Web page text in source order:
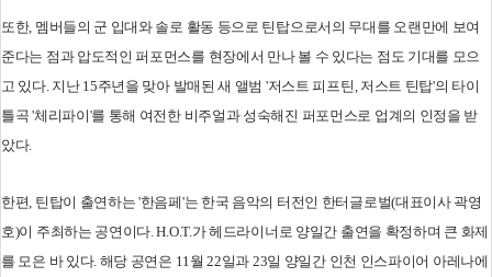
또한, 멤버들의 군 입대와 솔로 활동 등으로 틴탑으로서의 무대를 오랜만에 보여
준다는 점과 압도적인 퍼포먼스를 현장에서 만나 볼 수 있다는 점도 기대를 모으
고 있다. 지난 15주년을 맞아 발매된 새 앨범 '저스트 피프틴, 저스트 틴탑'의 타이
틀곡 '체리파이'를 통해 여전한 비주얼과 성숙해진 퍼포먼스로 업계의 인정을 받
았다.
한편, 틴탑이 출연하는 '한음페'는 한국 음악의 터전인 한터글로벌(대표이사 곽영
호)이 주최하는 공연이다. H.O.T.가 헤드라이너로 양일간 출연을 확정하며 큰 화제
를 모은 바 있다. 해당 공연은 11월 22일과 23일 양일간 인천 인스파이어 아레나에